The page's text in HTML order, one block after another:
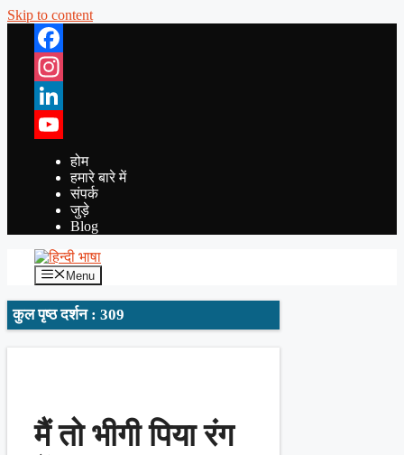
Skip to content
Facebook
Instagram
LinkedIn
YouTube
होम
हमारे बारे में
संपर्क
जुड़े
Blog
Menu
कुल पृष्ठ दर्शन : 309
मैं तो भीगी पिया रंग